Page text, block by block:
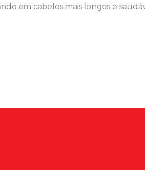
em cabelos mais longos e